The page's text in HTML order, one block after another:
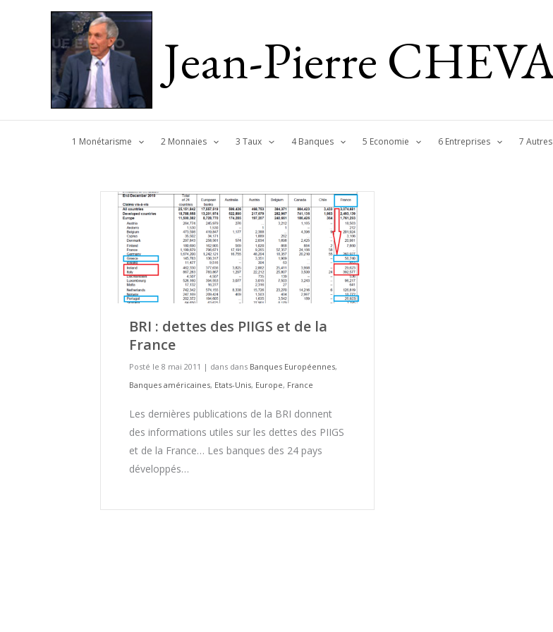
Jean-Pierre
1 Monétarisme 2 Monnaies 3 Taux 4 Banques 5 Economie 6 Entreprises 7
BRI : dettes des PIIGS et de la
France
Posté le 8 mai 2011 | dans dans Banques Européennes,
Banques américaines, Etats-Unis, Europe, France
Les dernières publications de la BRI donnent
des informations utiles sur les dettes des PIIGS
et de la France… Les banques des 24 pays
développés…